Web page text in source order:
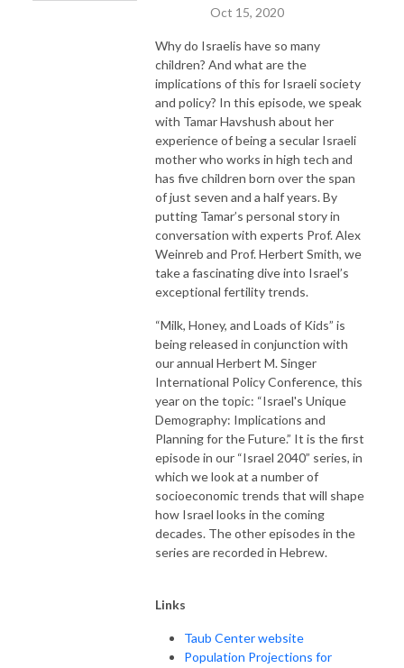
Oct 15, 2020
Why do Israelis have so many
children? And what are the
implications of this for Israeli society
and policy? In this episode, we speak
with Tamar Havshush about her
experience of being a secular Israeli
mother who works in high tech and
has five children born over the span
of just seven and a half years. By
putting Tamar’s personal story in
conversation with experts Prof. Alex
Weinreb and Prof. Herbert Smith, we
take a fascinating dive into Israel’s
exceptional fertility trends.
“Milk, Honey, and Loads of Kids” is
being released in conjunction with
our annual Herbert M. Singer
International Policy Conference, this
year on the topic: “Israel's Unique
Demography: Implications and
Planning for the Future.” It is the first
episode in our “Israel 2040” series, in
which we look at a number of
socioeconomic trends that will shape
how Israel looks in the coming
decades. The other episodes in the
series are recorded in Hebrew.
Links
Taub Center website
Population Projections for